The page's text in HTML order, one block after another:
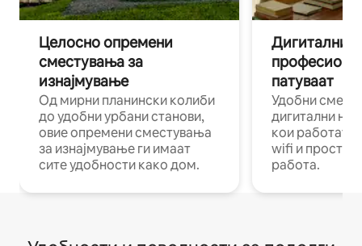
Целосно опремени
сместувања за
изнајмување
Од мирни планински колиби
до удобни урбани станови,
овие опремени сместувања
за изнајмување ги имаат
сите удобности како дом.
Дигитални
патуваат
Удобни
дигитални
кои работат
wifi и
работа.